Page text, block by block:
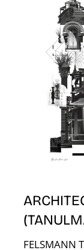
FELSMANN